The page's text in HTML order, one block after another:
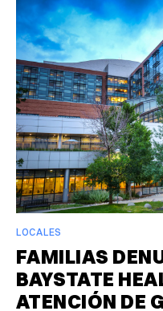
LOCALES
FAMILIAS
BAYSTATE
ATENCIÓN DE